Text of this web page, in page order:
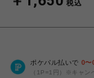
税込
ポケパル払いで 0〜
（1P=1円）※キャン